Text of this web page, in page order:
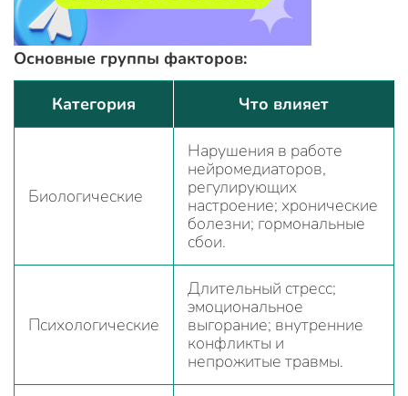
Основные группы факторов:
Категория Что влияет
Биологические
Нарушения в работе
нейромедиаторов,
регулирующих
настроение; хронические
болезни; гормональные
сбои.
Психологические
Длительный стресс;
эмоциональное
выгорание; внутренние
конфликты и
непрожитые травмы.